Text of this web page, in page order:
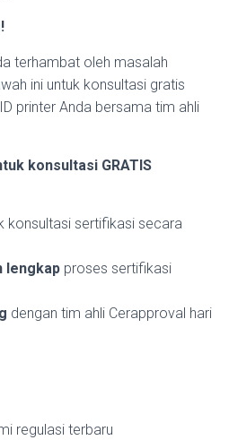
terhambat oleh masalah
ini untuk konsultasi gratis
printer Anda bersama tim ahli
konsultasi GRATIS
konsultasi sertifikasi secara
lengkap proses sertifikasi
dengan tim ahli Cerapproval hari
regulasi terbaru